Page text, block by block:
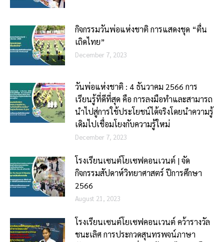
กิจกรรมวันพ่อแห่งชาติ การแสดงชุด “ตื่น
เถิดไทย”
December 7, 2023
วันพ่อแห่งชาติ : 4 ธันวาคม 2566 ​การ
เรียนรู้ที่ดีที่สุด คือ การลงมือทำและสามารถ
นำไปสู่การใช้ประโยชน์ได้จริงโดยนำความรู้
เดิมไปเชื่อมโยงกับความรู้ใหม่
December 7, 2023
โรงเรียนเซนต์โยเซฟคอนเวนต์ | จัด
กิจกรรมสัปดาห์วิทยาศาสตร์ ปีการศึกษา
2566
August 21, 2023
โรงเรียนเซนต์โยเซฟคอนเวนต์ คว้ารางวัล
ชนะเลิศ การประกวดสุนทรพจน์ภาษา